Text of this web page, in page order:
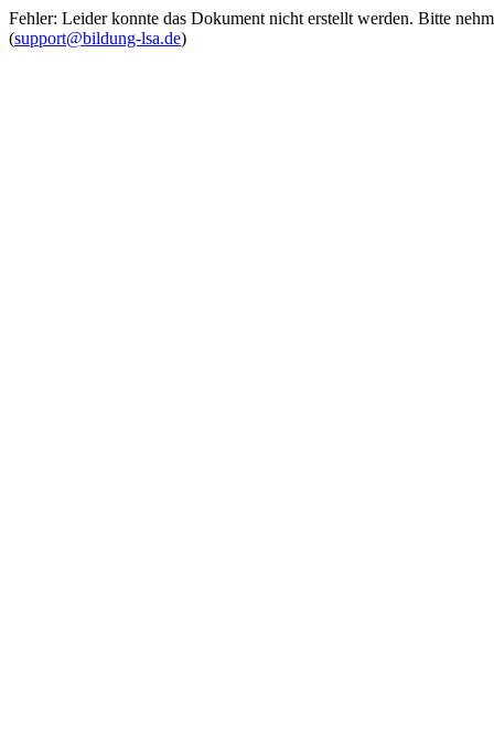
Fehler: Leider konnte das Dokument nicht erstellt werden. Bitte
(support@bildung-lsa.de)